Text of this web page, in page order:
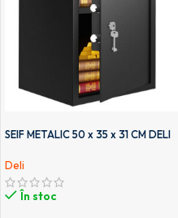
SEIF METALIC 50 x 35 x 31 CM DELI
Deli
În stoc